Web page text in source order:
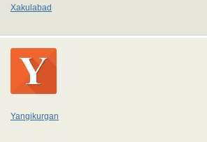
Xakulabad
Yangikurgan